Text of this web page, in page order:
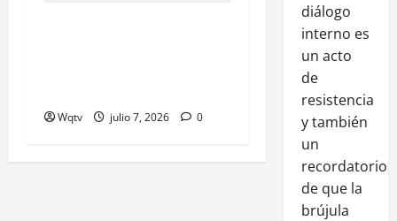
Wqtv julio 7, 2026 0
diálogo
interno es
un acto
de
resistencia
y también
un
recordatorio
de que la
brújula